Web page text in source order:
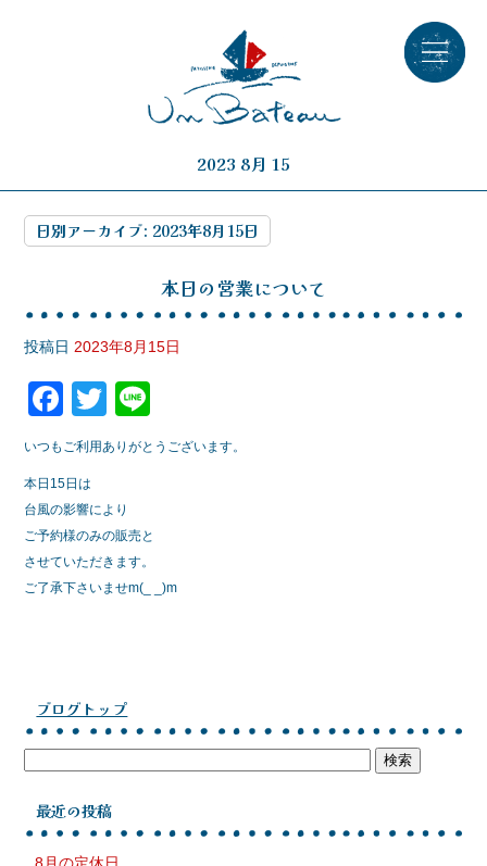
2023 8月 15
日別アーカイブ: 2023年8月15日
本日の営業について
投稿日 2023年8月15日
F
a
c
e
b
o
o
T
wi
er
n
いつもご利用ありがとうございます。
本日15日は
台風の影響により
ご予約様のみの販売と
させていただきます。
ご了承下さいませm(_ _)m
ブログトップ
最近の投稿
8月の定休日